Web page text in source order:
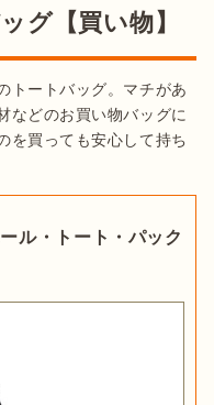
グ【買い物】
トートバッグ。マチがあ
などのお買い物バッグに
を買っても安心して持ち
ル・トート・パック